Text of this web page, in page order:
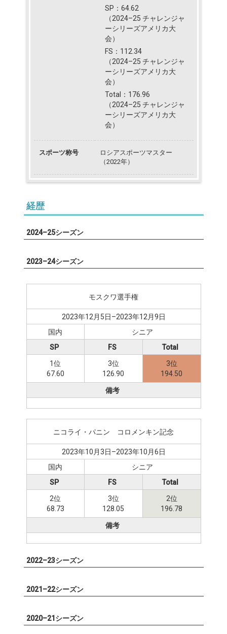
SP：64.62
（2024–25 チャレンジャ
ーシリーズアメリカ大
会）
FS：112.34
（2024–25 チャレンジャ
ーシリーズアメリカ大
会）
Total：176.96
（2024–25 チャレンジャ
ーシリーズアメリカ大
会）
スポーツ称号
ロシアスポーツマスター
（2022年）
経歴
2024–25シーズン
2023–24シーズン
モスクワ選手権
2023年12月5日–2023年12月9日
国内
シニア
SP
1位
67.60
FS
3位
126.90
Total
3位
194.50
備考
ニコライ・パニン゠コロメンキン記念
2023年10月3日–2023年10月6日
国内
シニア
SP
2位
68.73
FS
3位
128.05
Total
2位
196.78
備考
2022–23シーズン
2021–22シーズン
2020–21シーズン